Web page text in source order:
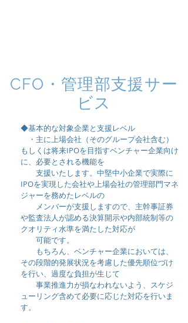
CFO・管理部支援サー
ビス
◆基本的な対象企業と支援レベル
・主に上場会社（そのグループ会社含む）
もしくは将来IPOを目指すベンチャー企業向け
に、 必要とされる機能を
支援いたします。中堅中小企業で実際に
IPOを実現した会社や上場会社の管理部門マネ
ジャーを務めたレベルの
メンバーが支援しますので、主幹事証券
や監査法人が認める決算開示や内部統制等の
クオリティ水準を満たした対応が
可能です。
もちろん、ベンチャー企業においては、
その段階的発展状況を考慮した優先順位づけ
を行い、過度な負担が生じて
事業推進力が損なわれないよう、スケジ
ューリング含めて必要に応じた対応を行いま
す。